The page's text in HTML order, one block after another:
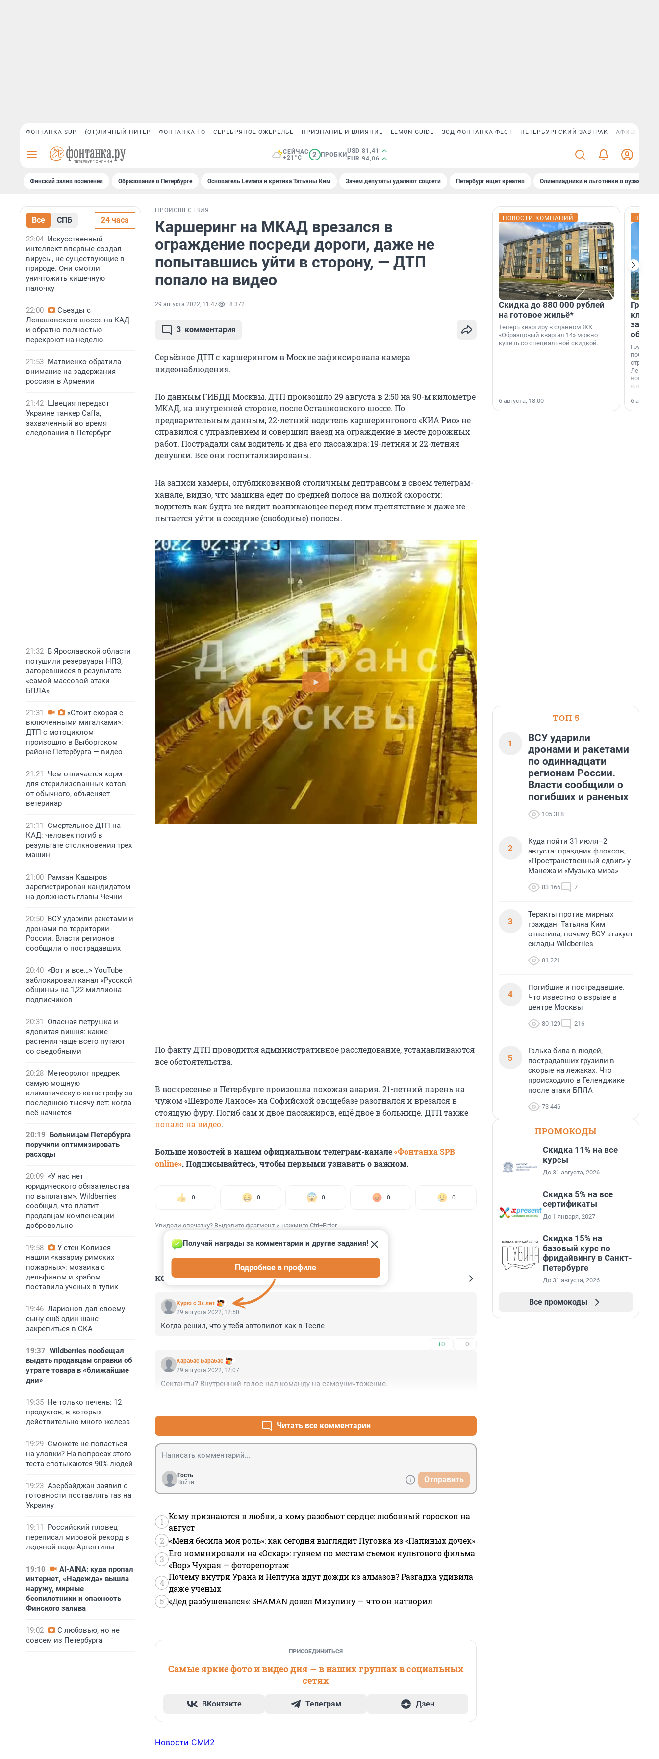
ФОНТАНКА SUP (ОТ)ЛИЧНЫЙ ПИТЕР ФОНТАНКА ГО СЕРЕБРЯНОЕ ОЖЕРЕЛЬЕ ПРИЗНАНИЕ И ВЛИЯНИЕ LEMON GUIDE ЗСД ФОНТАНКА ФЕСТ ПЕТЕРБУРГСКИЙ ЗАВТРАК АФИША PLUS
СЕЙЧАС
+21°C
2 ПРОБКИ
USD 81,41
EUR 94,06
Финский залив позеленел Образование в Петербурге Основатель Levrana и критика Татьяны Ким Зачем депутаты удаляют соцсети Петербург ищет креатив Олимпиадники и льготники в вузах СПб
Все СПБ 24 часа
22:04 Искусственный
интеллект впервые создал
вирусы, не существующие в
природе. Они смогли
уничтожить кишечную
палочку
22:00
Съезды с
Левашовского шоссе на КАД
и обратно полностью
перекроют на неделю
21:53 Матвиенко обратила
внимание на задержания
россиян в Армении
21:42 Швеция передаст
Украине танкер Caffa,
захваченный во время
следования в Петербург
21:32 В Ярославской области
потушили резервуары НПЗ,
загоревшиеся в результате
«самой массовой атаки
БПЛА»
21:31
«Стоит скорая с
включенными мигалками»:
ДТП с мотоциклом
произошло в Выборгском
районе Петербурга — видео
21:21
Чем отличается корм
для стерилизованных котов
от обычного, объясняет
ветеринар
21:11 Смертельное ДТП на
КАД: человек погиб в
результате столкновения трех
машин
21:00 Рамзан Кадыров
зарегистрирован кандидатом
на должность главы Чечни
20:50 ВСУ ударили ракетами и
дронами по территории
России. Власти регионов
сообщили о пострадавших
20:40 «Вот и все…» YouTube
заблокировал канал «Русской
общины» на 1,22 миллиона
подписчиков
20:31 Опасная петрушка и
ядовитая вишня: какие
растения чаще всего путают
со съедобными
20:28 Метеоролог предрек
самую мощную
климатическую катастрофу за
последнюю тысячу лет: когда
всё начнется
20:19 Больницам Петербурга
поручили оптимизировать
расходы
20:09 «У нас нет
юридического обязательства
по выплатам». Wildberries
сообщил, что платит
продавцам компенсации
добровольно
19:58
У стен Колизея
нашли «казарму римских
пожарных»: мозаика с
дельфином и крабом
поставила ученых в тупик
19:46 Ларионов дал своему
сыну ещё один шанс
закрепиться в СКА
19:37 Wildberries пообещал
выдать продавцам справки об
утрате товара в «ближайшие
дни»
19:35 Не только печень: 12
продуктов, в которых
действительно много железа
19:29 Сможете не попасться
на уловки? На вопросах этого
теста спотыкаются 90% людей
19:23 Азербайджан заявил о
готовности поставлять газ на
Украину
19:11
Российский пловец
переписал мировой рекорд в
ледяной воде Аргентины
19:10
AI-AINA: куда пропал
интернет, «Надежда» вышла
наружу, мирные
беспилотники и опасность
Финского залива
19:02
С любовью, но не
совсем из Петербурга
ПРОИСШЕСТВИЯ
Каршеринг на МКАД врезался в
ограждение посреди дороги, даже не
попытавшись уйти в сторону, — ДТП
попало на видео
29 августа 2022, 11:47 8 372
3 комментария
Серьёзное ДТП с каршерингом в Москве зафиксировала камера
видеонаблюдения.
По данным ГИБДД Москвы, ДТП произошло 29 августа в 2:50 на 90-м километре
МКАД, на внутренней стороне, после Осташковского шоссе. По
предварительным данным, 22-летний водитель каршерингового «КИА Рио» не
справился с управлением и совершил наезд на ограждение в месте дорожных
работ. Пострадали сам водитель и два его пассажира: 19-летняя и 22-летняя
девушки. Все они госпитализированы.
На записи камеры, опубликованной столичным дептрансом в своём телеграм-
канале, видно, что машина едет по средней полосе на полной скорости:
водитель как будто не видит возникающее перед ним препятствие и даже не
пытается уйти в соседние (свободные) полосы.
По факту ДТП проводится административное расследование, устанавливаются
все обстоятельства.
В воскресенье в Петербурге произошла похожая авария. 21-летний парень на
чужом «Шевроле Ланосе» на Софийской овощебазе разогнался и врезался в
стоящую фуру. Погиб сам и двое пассажиров, ещё двое в больнице. ДТП также
попало на видео.
Больше новостей в нашем официальном телеграм-канале«Фонтанка SPB
online». Подписывайтесь, чтобы первыми узнавать о важном.
0 0 0 0 0
Увидели опечатку? Выделите фрагмент и нажмите Ctrl+Enter
КОММЕНТАРИИ 3
Курю с 3х лет
Получай награды за комментарии и другие задания!
Подробнее в профиле
29 августа 2022, 12:50
Когда решил, что у тебя автопилот как в Тесле
+0 –0
Карабас Барабас
29 августа 2022, 12:07
Сектанты? Внутренний голос нал команду на самоуничтожение.
Читать все комментарии
Гость
Войти
Отправить
1
Кому признаются в любви, а кому разобьют сердце: любовный гороскоп на
август
2 «Меня бесила моя роль»: как сегодня выглядит Пуговка из «Папиных дочек»
3
Его номинировали на «Оскар»: гуляем по местам съемок культового фильма
«Вор» Чухрая — фоторепортаж
4
Почему внутри Урана и Нептуна идут дожди из алмазов? Разгадка удивила
даже ученых
5 «Дед разбушевался»: SHAMAN довел Мизулину — что он натворил
ПРИСОЕДИНИТЬСЯ
Самые яркие фото и видео дня — в наших группах в социальных
сетях
ВКонтакте Телеграм Дзен
Новости СМИ2
НОВОСТИ КОМПАНИЙ
Скидка до 880 000 рублей
на готовое жильё*
Теперь квартиру в сданном ЖК
«Образцовый квартал 14» можно
купить со специальной скидкой.
6 августа, 18:00
Группа
области».
6
ТОП 5
1
ВСУ ударили
дронами и ракетами
по одиннадцати
регионам России.
Власти сообщили о
погибших и раненых
105 318
2
Куда пойти 31 июля–2
августа: праздник флоксов,
«Пространственный сдвиг» у
Манежа и «Музыка мира»
83 166 7
3
Теракты против мирных
граждан. Татьяна Ким
ответила, почему ВСУ атакует
склады Wildberries
81 221
4
Погибшие и пострадавшие.
Что известно о взрыве в
центре Москвы
80 129 216
5
Галька била в людей,
пострадавших грузили в
скорые на лежаках. Что
происходило в Геленджике
после атаки БПЛА
73 446
ПРОМОКОДЫ
Скидка 11% на все
курсы
До 31 августа, 2026
Скидка 5% на все
сертификаты
До 1 января, 2027
Скидка 15% на
базовый курс по
фридайвингу в Санкт-
Петербурге
До 31 августа, 2026
Все промокоды